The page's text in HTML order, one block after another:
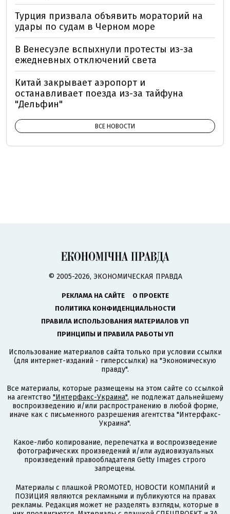
Турция призвала объявить мораторий на
удары по судам в Черном море
В Венесуэле вспыхнули протесты из-за
ежедневных отключений света
Китай закрывает аэропорт и
останавливает поезда из-за тайфуна
"Дельфин"
ВСЕ НОВОСТИ
© 2005-2026, ЭКОНОМИЧЕСКАЯ ПРАВДА
РЕКЛАМА НА САЙТЕ
О ПРОЕКТЕ
ПОЛИТИКА КОНФИДЕНЦИАЛЬНОСТИ
ПРАВИЛА ИСПОЛЬЗОВАНИЯ МАТЕРИАЛОВ УП
ПРИНЦИПЫ И ПРАВИЛА РАБОТЫ УП
Использование материалов сайта только при условии ссылки
(для интернет-изданий - гиперссылки) на "Экономическую
правду".
Все материалы, которые размещены на этом сайте со ссылкой
на агентство "Интерфакс-Украина", не подлежат дальнейшему
воспроизведению и/или распространению в любой форме,
иначе как с письменного разрешения агентства "Интерфакс-
Украина".
Какое-либо копирование, перепечатка и воспроизведение
фотографических произведений и/или аудиовизуальных
произведений правообладателя Getty Images строго
запрещены.
Материалы с плашкой PROMOTED, НОВОСТИ КОМПАНИЙ и
ПОЗИЦИЯ являются рекламными и публикуются на правах
рекламы. Редакция может не разделять взгляды, которые в